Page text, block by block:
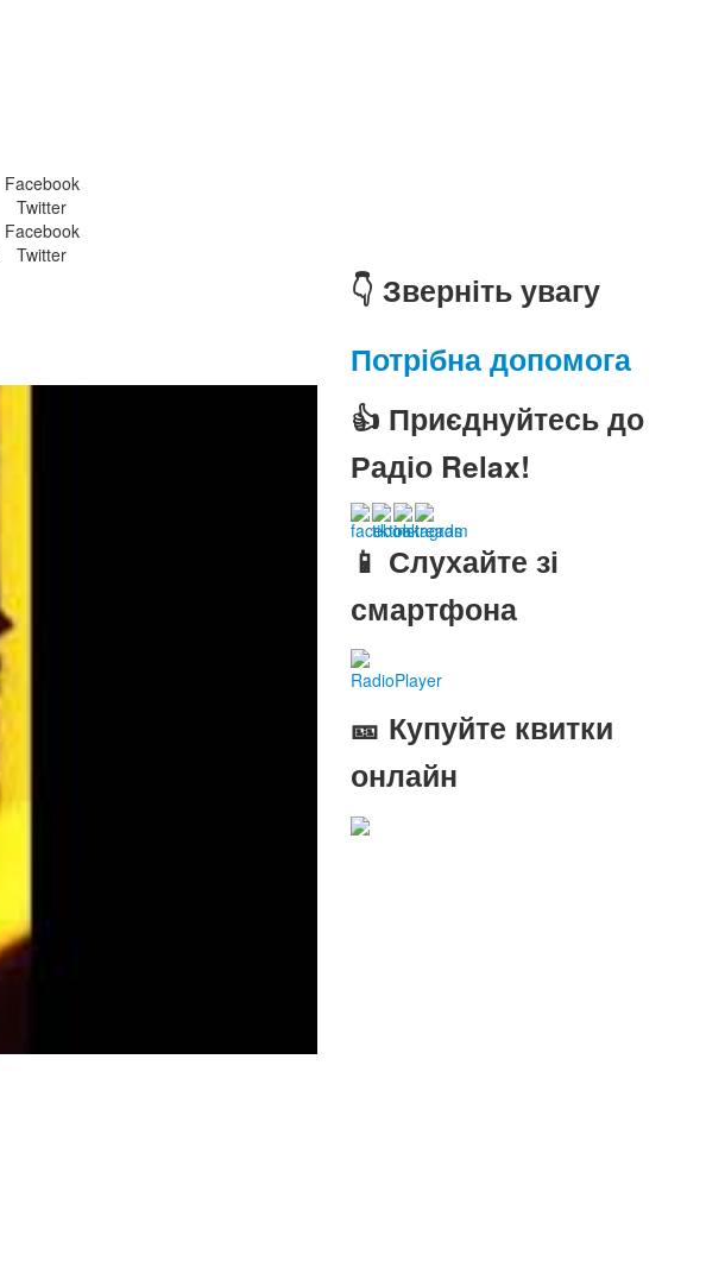
Facebook
Twitter
Facebook
Twitter
👇 Зверніть увагу
Потрібна допомога
👍 Приєднуйтесь до
Радіо Relax!
📱 Слухайте зі
смартфона
RadioPlayer
🎫 Купуйте квитки
онлайн